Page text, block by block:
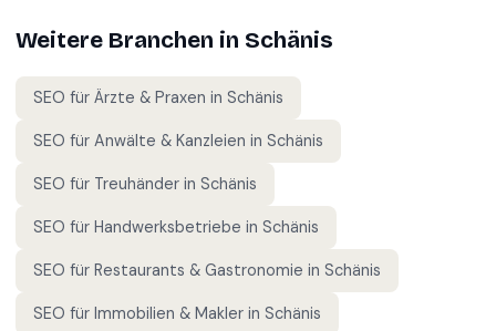
Weitere Branchen in Schänis
SEO für Ärzte & Praxen in Schänis
SEO für Anwälte & Kanzleien in Schänis
SEO für Treuhänder in Schänis
SEO für Handwerksbetriebe in Schänis
SEO für Restaurants & Gastronomie in Schänis
SEO für Immobilien & Makler in Schänis